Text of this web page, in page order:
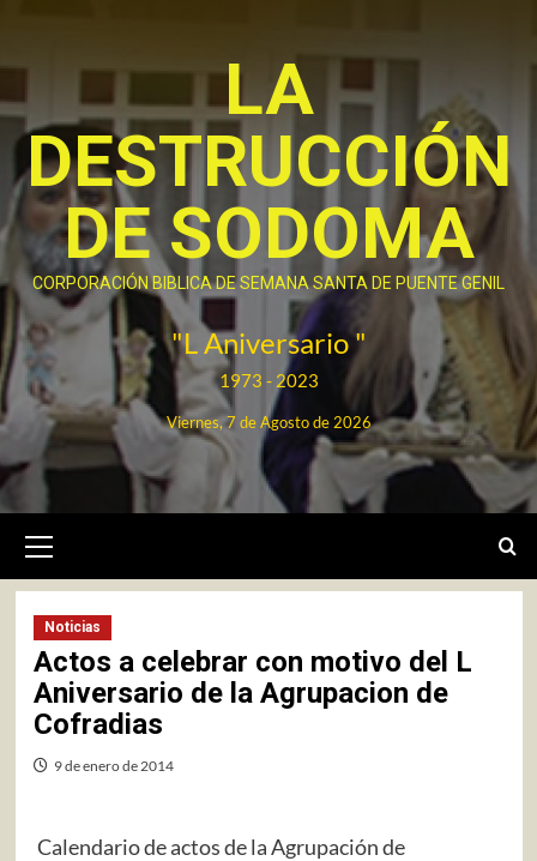
contenido
LA
DESTRUCCIÓN
DE SODOMA
CORPORACIÓN BIBLICA DE SEMANA SANTA DE PUENTE GENIL
"L Aniversario "
1973 - 2023
Viernes, 7 de Agosto de 2026
primario
Noticias
Actos a celebrar con motivo del L
Aniversario de la Agrupacion de
Cofradias
9 de enero de 2014
Calendario de actos de la Agrupación de